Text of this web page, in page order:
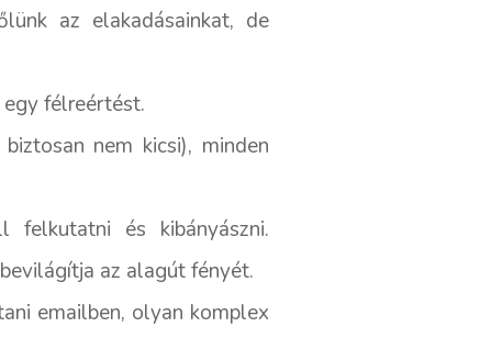
az elakadásainkat, de
félreértést.
nem kicsi), minden
felkutatni és kibányászni.
az alagút fényét.
emailben, olyan komplex